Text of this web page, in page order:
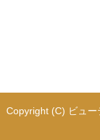
Copyright (C) ビュー